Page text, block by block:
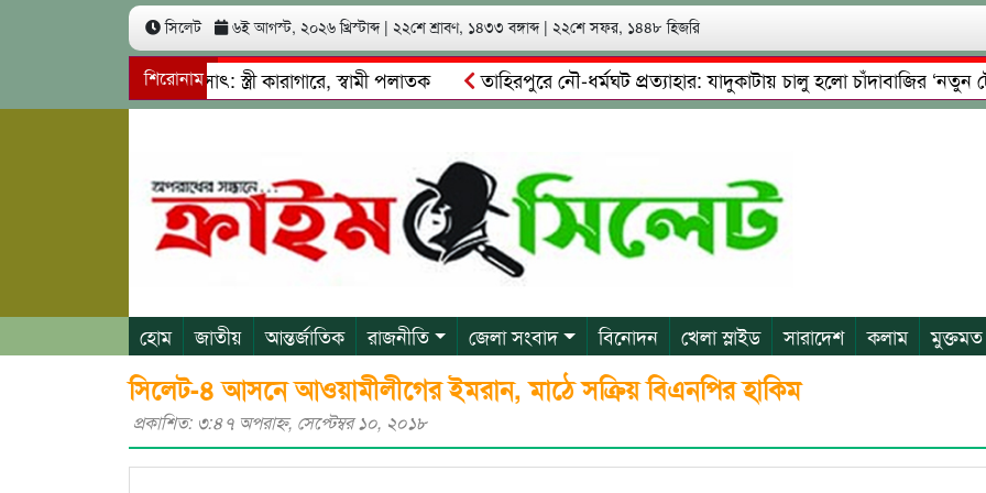
সিলেট ৬ই আগস্ট, ২০২৬ খ্রিস্টাব্দ | ২২শে শ্রাবণ, ১৪৩৩ বঙ্গাব্দ | ২২শে সফর, ১৪৪৮ হিজরি
শিরোনাম
কোটি টাকা আত্মসাৎ: স্ত্রী কারাগারে, স্বামী পলাতক তাহিরপুরে নৌ-ধর্মঘট প্রত্যাহার: যাদুকাটায় চালু হলো চাঁদাবাজির ‘নতুন টোল’!
ও শ্রমিকদের মারধর
নগরীতে কোটি টাকার সম্পত্তি দখলের চেষ্টা: গ্রেফতারের পর জামিনে মূক্ত রাসেল, আতঙ্কে পরিবার
হোম জাতীয় আন্তর্জাতিক রাজনীতি জেলা সংবাদ বিনোদন খেলা স্লাইড সারাদেশ কলাম মুক্তমত
সিলেট-৪ আসনে আওয়ামীলীগের ইমরান, মাঠে সক্রিয় বিএনপির হাকিম
প্রকাশিত: ৩:৪৭ অপরাহ্ণ, সেপ্টেম্বর ১০, ২০১৮